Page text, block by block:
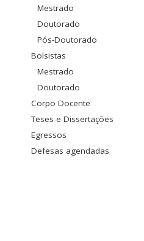
Mestrado
Doutorado
Pós-Doutorado
Bolsistas
Mestrado
Doutorado
Corpo Docente
Teses e Dissertações
Egressos
Defesas agendadas